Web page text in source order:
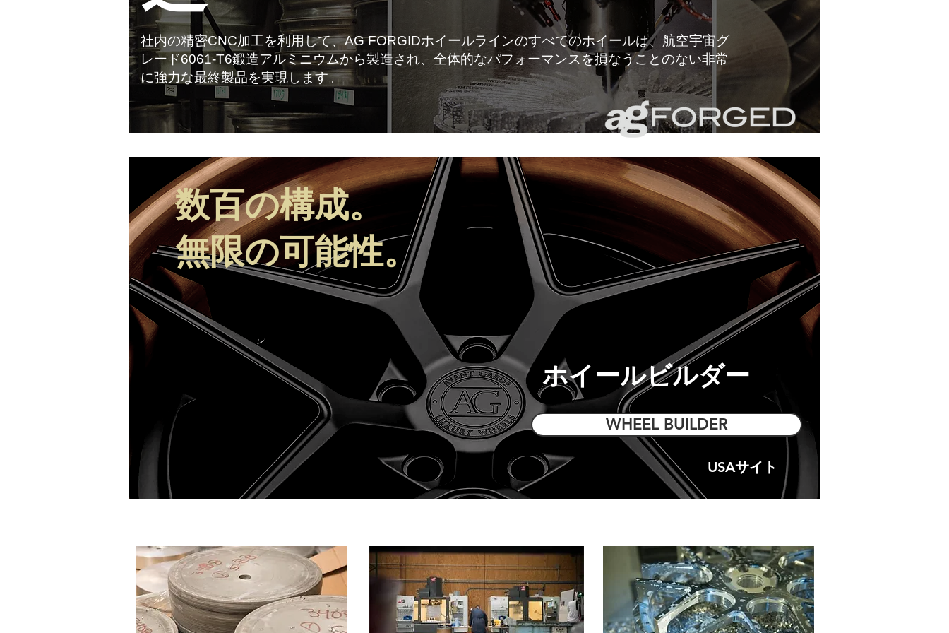
社内の精密CNC加工を利用して、AG FORGIDホイールラインのすべてのホイールは、航空宇宙グ
レード6061-T6鍛造アルミニウムから製造され、全体的なパフォーマンスを損なうことのない非常
に強力な最終製品を実現します。
数百の構成。
無限の可能性。
WHEEL BUILDER
USAサイト​
ホイールビルダー